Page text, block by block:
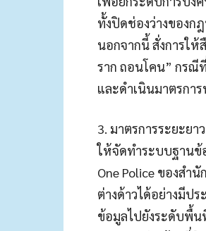
ทั้งปิดช่องว่างของก
นอกจากนี้ สั่งการให้
ราก ถอนโคน” กรณี
และดำเนินมาตรกา
3. มาตรการระยะยา
ให้จัดทำระบบฐานข้
One Police ของสำ
ต่างด้าวได้อย่างมีป
ข้อมูลไปยังระดับพื้น